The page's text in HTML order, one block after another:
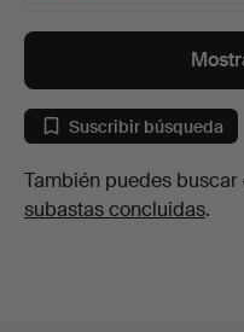
Suscribir búsqueda
También puedes buscar
subastas concluidas.